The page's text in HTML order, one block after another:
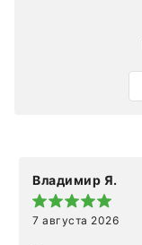
Владимир Я.
7 августа 2026